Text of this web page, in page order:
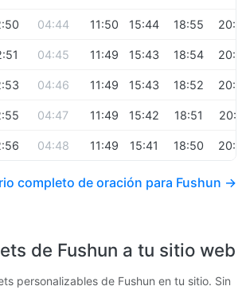
04:44 11:50 15:44 18:55
04:45 11:49 15:43 18:54
04:46 11:49 15:43 18:52
04:47 11:49 15:42 18:51
04:48 11:49 15:41 18:50
completo de oración para Fushun →
de Fushun a tu sitio web
personalizables de Fushun en tu sitio. Sin